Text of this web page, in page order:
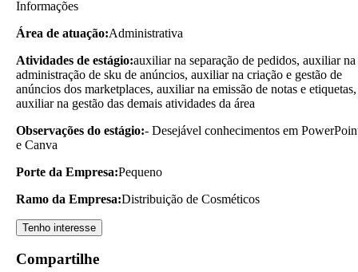
Informações
Área de atuação:Administrativa
Atividades de estágio:auxiliar na separação de pedidos, auxiliar na
administração de sku de anúncios, auxiliar na criação e gestão de
anúncios dos marketplaces, auxiliar na emissão de notas e etiquetas,
auxiliar na gestão das demais atividades da área
Observações do estágio:- Desejável conhecimentos em
e Canva
Porte da Empresa:Pequeno
Ramo da Empresa:Distribuição de Cosméticos
Tenho interesse
Compartilhe